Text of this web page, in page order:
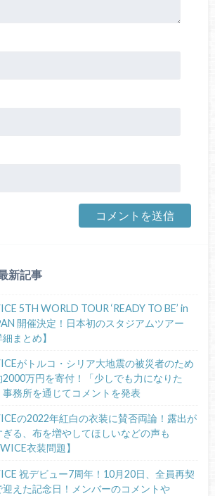
新記事
5TH WORLD TOUR ‘READY TO BE’ in
開催決定！日本初のスタジアムツアー
細まとめ】
がトルコ・シリア大地震の被災者のため
2000万円を寄付！「少しでも力になりた
事務所を通じてコメントを発表
の2022年紅白の衣装に賛否両論！露出が
ぎる、布を増やしてほしいなどの声も
衣装問題】
祝デビュー7周年！10月20日、全員再契
迎えた記念日！メンバーのコメントや